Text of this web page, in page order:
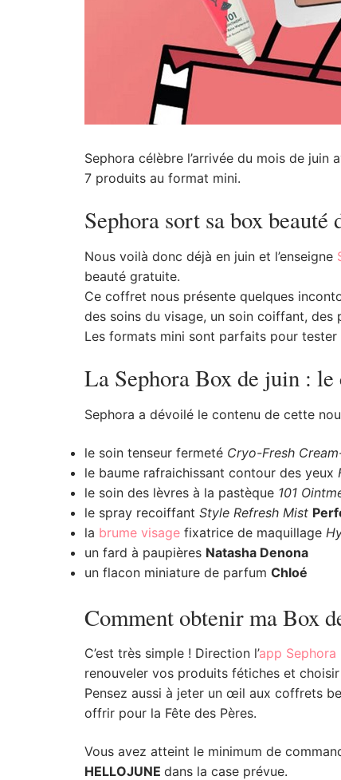
Sephora célèbre l’arrivée du mois de
7 produits au format mini.
Sephora sort sa box beauté
Nous voilà donc déjà en juin et l’enseigne
beauté gratuite.
Ce coffret nous présente quelques
des soins du visage, un soin coiffant,
Les formats mini sont parfaits pour tester
La Sephora Box de juin : le
Sephora a dévoilé le contenu de cette
le soin tenseur fermeté Cryo-Fresh
le baume rafraichissant contour des yeux
le soin des lèvres à la pastèque 101
le spray recoiffant Style Refresh Mist
la brume visagefixatrice de maquillage
un fard à paupières Natasha Denona
un flacon miniature de parfum Chloé
Comment obtenir ma Box
C’est très simple ! Direction l’app Sephora
renouveler vos produits fétiches et
Pensez aussi à jeter un œil aux coffrets
offrir pour la Fête des Pères.
Vous avez atteint le minimum de
HELLOJUNE dans la case prévue.